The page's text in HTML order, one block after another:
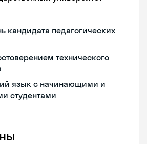
кандидата педагогических
технического
язык с начинающими и
студентами